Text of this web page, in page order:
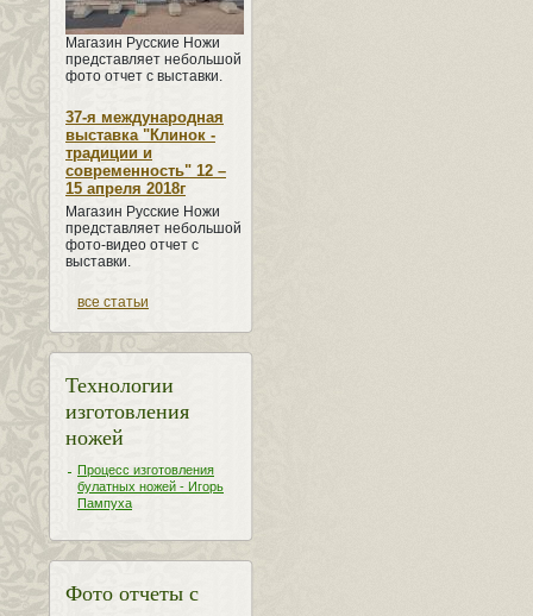
Магазин Русские Ножи
представляет небольшой
фото отчет с выставки.
37-я международная
выставка "Клинок -
традиции и
современность" 12 –
15 апреля 2018г
Магазин Русские Ножи
представляет небольшой
фото-видео отчет с
выставки.
все статьи
Технологии
изготовления
ножей
Процесс изготовления
булатных ножей - Игорь
Пампуха
Фото отчеты с